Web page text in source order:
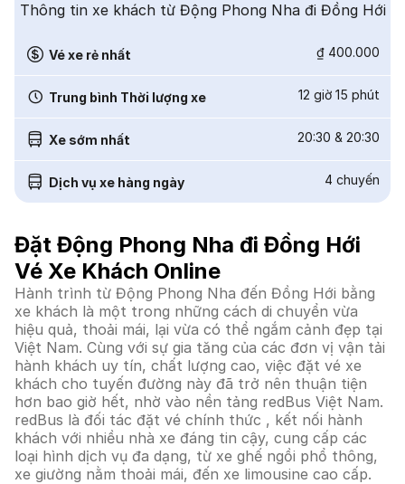
Thông tin xe khách từ Động Phong Nha đi Đồng Hới
Vé xe rẻ nhất ₫ 400.000
Trung bình Thời lượng xe 12 giờ 15 phút
Xe sớm nhất 20:30 & 20:30
Dịch vụ xe hàng ngày 4 chuyến
Đặt Động Phong Nha đi Đồng Hới
Vé Xe Khách Online
Hành trình từ Động Phong Nha đến Đồng Hới bằng
xe khách là một trong những cách di chuyển vừa
hiệu quả, thoải mái, lại vừa có thể ngắm cảnh đẹp tại
Việt Nam. Cùng với sự gia tăng của các đơn vị vận tải
hành khách uy tín, chất lượng cao, việc đặt vé xe
khách cho tuyến đường này đã trở nên thuận tiện
hơn bao giờ hết, nhờ vào nền tảng redBus Việt Nam.
redBus là đối tác đặt vé chính thức , kết nối hành
khách với nhiều nhà xe đáng tin cậy, cung cấp các
loại hình dịch vụ đa dạng, từ xe ghế ngồi phổ thông,
xe giường nằm thoải mái, đến xe limousine cao cấp.